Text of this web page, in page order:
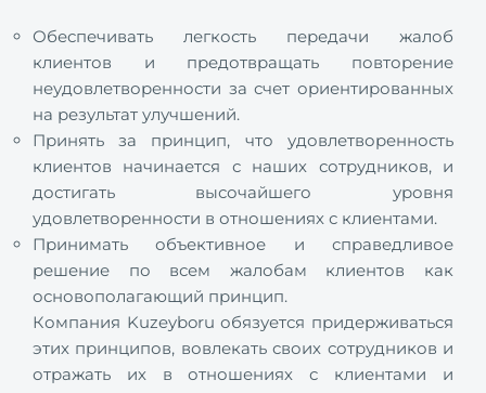
Обеспечивать легкость передачи жалоб
клиентов и предотвращать повторение
неудовлетворенности за счет ориентированных
на результат улучшений.
Принять за принцип, что удовлетворенность
клиентов начинается с наших сотрудников, и
достигать высочайшего уровня
удовлетворенности в отношениях с клиентами.
Принимать объективное и справедливое
решение по всем жалобам клиентов как
основополагающий принцип.
Компания Kuzeyboru обязуется придерживаться
этих принципов, вовлекать своих сотрудников и
отражать их в отношениях с клиентами и